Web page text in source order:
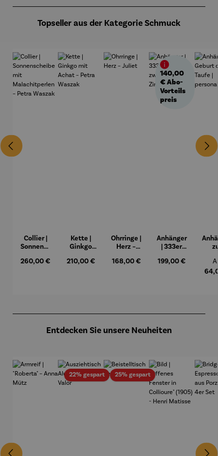
Topseller aus der Kategorie Schmuck
Collier |
Sonnensc
Malachitp
Regulärer Preis:
260,00 €
Kette |
Ginkgo
– Petra
Regulärer Preis:
210,00 €
Ohrringe |
Herz –
Regulärer Preis:
168,00 €
140,00
€Abo-
Vorteils
preis
Anhänger
| 333er
zweifarbi
Regulärer Preis:
199,00 €
Entdecken Sie unsere Neuheiten
22% gespartRabatt25% gespartRabatt